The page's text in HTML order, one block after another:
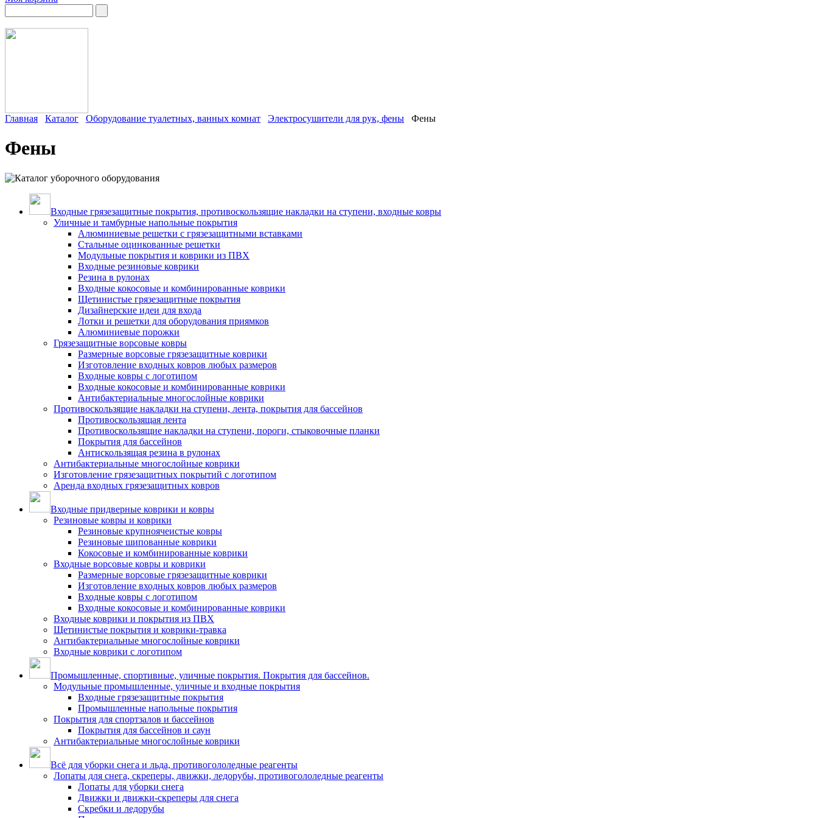
Главная Каталог Оборудование туалетных, ванных комнат Электросушители для рук, фены Фены
Фены
Входные грязезащитные покрытия, противоскользящие накладки на ступени, входные ковры
Уличные и тамбурные напольные покрытия
Алюминиевые решетки с грязезащитными вставками
Стальные оцинкованные решетки
Модульные покрытия и коврики из ПВХ
Входные резиновые коврики
Резина в рулонах
Входные кокосовые и комбинированные коврики
Щетинистые грязезащитные покрытия
Дизайнерские идеи для входа
Лотки и решетки для оборудования приямков
Алюминиевые порожки
Грязезащитные ворсовые ковры
Размерные ворсовые грязезащитные коврики
Изготовление входных ковров любых размеров
Входные ковры с логотипом
Входные кокосовые и комбинированные коврики
Антибактериальные многослойные коврики
Противоскользящие накладки на ступени, лента, покрытия для бассейнов
Противоскользящая лента
Противоскользящие накладки на ступени, пороги, стыковочные планки
Покрытия для бассейнов
Антискользящая резина в рулонах
Антибактериальные многослойные коврики
Изготовление грязезащитных покрытий с логотипом
Аренда входных грязезащитных ковров
Входные придверные коврики и ковры
Резиновые ковры и коврики
Резиновые крупноячеистые ковры
Резиновые шипованные коврики
Кокосовые и комбинированные коврики
Входные ворсовые ковры и коврики
Размерные ворсовые грязезащитные коврики
Изготовление входных ковров любых размеров
Входные ковры с логотипом
Входные кокосовые и комбинированные коврики
Входные коврики и покрытия из ПВХ
Щетинистые покрытия и коврики-травка
Антибактериальные многослойные коврики
Входные коврики с логотипом
Промышленные, спортивные, уличные покрытия. Покрытия для бассейнов.
Модульные промышленные, уличные и входные покрытия
Входные грязезащитные покрытия
Промышленные напольные покрытия
Покрытия для спортзалов и бассейнов
Покрытия для бассейнов и саун
Антибактериальные многослойные коврики
Всё для уборки снега и льда, противогололедные реагенты
Лопаты для снега, скреперы, движки, ледорубы, противогололедные реагенты
Лопаты для уборки снега
Движки и движки-скреперы для снега
Скребки и ледорубы